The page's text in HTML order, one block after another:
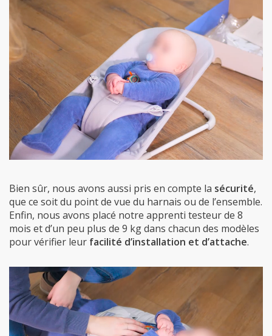
Bien sûr, nous avons aussi pris en compte la sécurité,
que ce soit du point de vue du harnais ou de l’ensemble.
Enfin, nous avons placé notre apprenti testeur de 8
mois et d’un peu plus de 9 kg dans chacun des modèles
pour vérifier leur facilité d’installation et d’attache.